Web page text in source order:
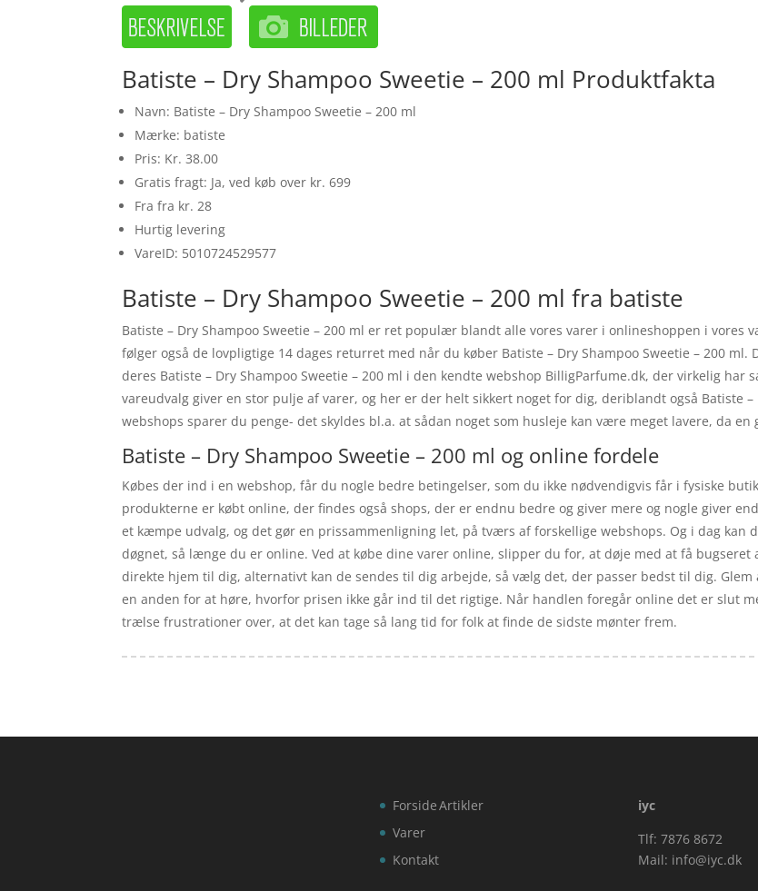
Batiste – Dry Shampoo Sweetie – 200 ml Produktfakta
Navn: Batiste – Dry Shampoo Sweetie – 200 ml
Mærke: batiste
Pris: Kr. 38.00
Gratis fragt: Ja, ved køb over kr. 699
Fra fra kr. 28
Hurtig levering
VareID: 5010724529577
Batiste – Dry Shampoo Sweetie – 200 ml fra batiste
Batiste – Dry Shampoo Sweetie – 200 ml er ret populær blandt alle vores varer i onlineshoppen i vores
følger også de lovpligtige 14 dages returret med når du køber Batiste – Dry Shampoo Sweetie – 200
deres Batiste – Dry Shampoo Sweetie – 200 ml i den kendte webshop BilligParfume.dk, der virkelig
vareudvalg giver en stor pulje af varer, og her er der helt sikkert noget for dig, deriblandt også Batiste
webshops sparer du penge- det skyldes bl.a. at sådan noget som husleje kan være meget lavere, da
Batiste – Dry Shampoo Sweetie – 200 ml og online fordele
Købes der ind i en webshop, får du nogle bedre betingelser, som du ikke nødvendigvis får i fysiske
produkterne er købt online, der findes også shops, der er endnu bedre og giver mere og nogle giver
et kæmpe udvalg, og det gør en prissammenligning let, på tværs af forskellige webshops. Og i dag
døgnet, så længe du er online. Ved at købe dine varer online, slipper du for, at døje med at få
direkte hjem til dig, alternativt kan de sendes til dig arbejde, så vælg det, der passer bedst til dig.
en anden for at høre, hvorfor prisen ikke går ind til det rigtige. Når handlen foregår online det er slut
trælse frustrationer over, at det kan tage så lang tid for folk at finde de sidste mønter frem.
Forside
Varer
Kontakt
Artikler
iyc
Tlf: 7876 8672
Mail: info@iyc.dk